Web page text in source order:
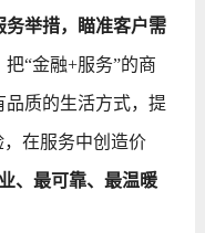
务举措，瞄准客户需
把“金融+服务”的商
质的生活方式，提
在服务中创造价
、最可靠、最温暖